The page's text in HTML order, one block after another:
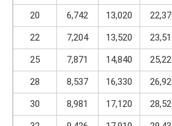
20
6,742 13,020 22,37
22
7,204 13,520 23,51
25
7,871 14,840 25,22
28
8,537 16,330 26,92
30
8,981 17,120 28,52